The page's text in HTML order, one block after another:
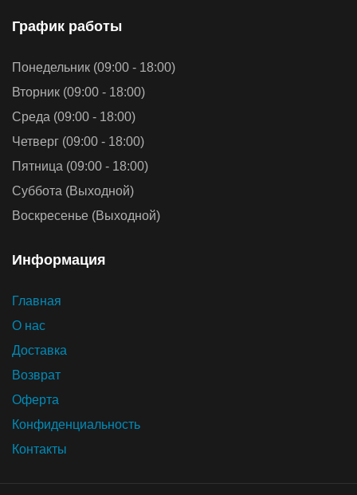
График работы
Понедельник (09:00 - 18:00)
Вторник (09:00 - 18:00)
Среда (09:00 - 18:00)
Четверг (09:00 - 18:00)
Пятница (09:00 - 18:00)
Суббота (Выходной)
Воскресенье (Выходной)
Информация
Главная
О нас
Доставка
Возврат
Оферта
Конфиденциальность
Контакты